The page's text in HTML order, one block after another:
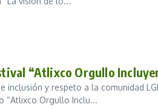
“Atlixco Orgullo
y respeto a la comunidad
“Atlixco Orgullo Inclu...